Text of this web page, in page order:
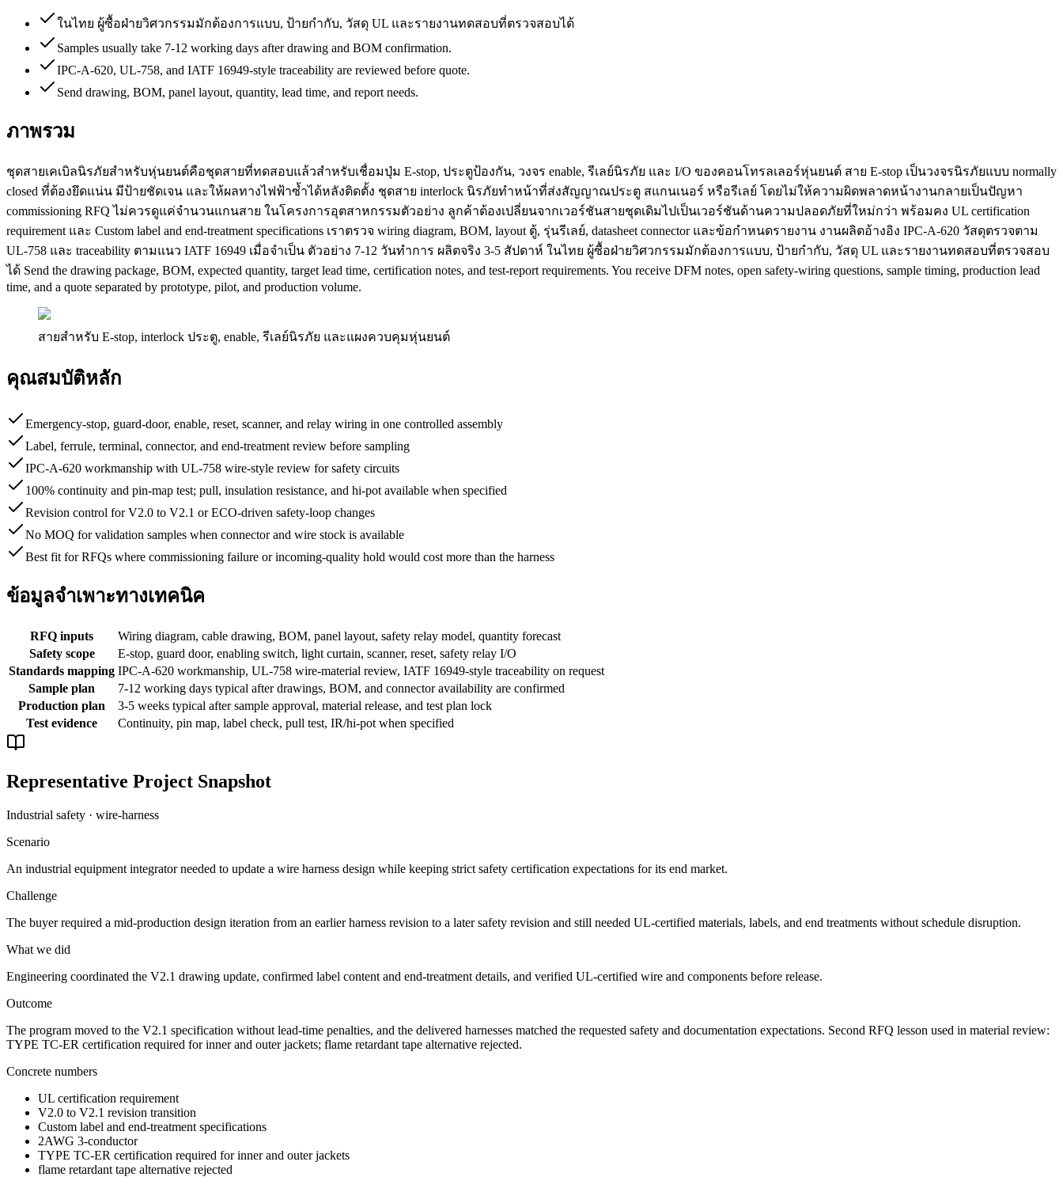
ในไทย ผู้ซื้อฝ่ายวิศวกรรมมักต้องการแบบ, ป้ายกำกับ, วัสดุ UL และรายงานทดสอบที่ตรวจสอบได้
Samples usually take 7-12 working days after drawing and BOM confirmation.
IPC-A-620, UL-758, and IATF 16949-style traceability are reviewed before quote.
Send drawing, BOM, panel layout, quantity, lead time, and report needs.
ภาพรวม
ชุดสายเคเบิลนิรภัยสำหรับหุ่นยนต์คือชุดสายที่ทดสอบแล้วสำหรับเชื่อมปุ่ม E-stop, ประตูป้องกัน, วงจร enable, รีเลย์นิรภัย และ I/O ของคอนโทรลเลอร์หุ่นยนต์ สาย E-stop เป็นวงจรนิรภัยแบบ normally
closed ที่ต้องยึดแน่น มีป้ายชัดเจน และให้ผลทางไฟฟ้าซ้ำได้หลังติดตั้ง ชุดสาย interlock นิรภัยทำหน้าที่ส่งสัญญาณประตู สแกนเนอร์ หรือรีเลย์ โดยไม่ให้ความผิดพลาดหน้างานกลายเป็นปัญหา
commissioning RFQ ไม่ควรดูแค่จำนวนแกนสาย ในโครงการอุตสาหกรรมตัวอย่าง ลูกค้าต้องเปลี่ยนจากเวอร์ชันสายชุดเดิมไปเป็นเวอร์ชันด้านความปลอดภัยที่ใหม่กว่า พร้อมคง UL certification
requirement และ Custom label and end-treatment specifications เราตรวจ wiring diagram, BOM, layout ตู้, รุ่นรีเลย์, datasheet connector และข้อกำหนดรายงาน งานผลิตอ้างอิง IPC-A-620 วัสดุตรวจตาม
UL-758 และ traceability ตามแนว IATF 16949 เมื่อจำเป็น ตัวอย่าง 7-12 วันทำการ ผลิตจริง 3-5 สัปดาห์ ในไทย ผู้ซื้อฝ่ายวิศวกรรมมักต้องการแบบ, ป้ายกำกับ, วัสดุ UL และรายงานทดสอบที่ตรวจสอบ
ได้ Send the drawing package, BOM, expected quantity, target lead time, certification notes, and test-report requirements. You receive DFM notes, open safety-wiring questions, sample timing, production lead
time, and a quote separated by prototype, pilot, and production volume.
สายสำหรับ E-stop, interlock ประตู, enable, รีเลย์นิรภัย และแผงควบคุมหุ่นยนต์
คุณสมบัติหลัก
Emergency-stop, guard-door, enable, reset, scanner, and relay wiring in one controlled assembly
Label, ferrule, terminal, connector, and end-treatment review before sampling
IPC-A-620 workmanship with UL-758 wire-style review for safety circuits
100% continuity and pin-map test; pull, insulation resistance, and hi-pot available when specified
Revision control for V2.0 to V2.1 or ECO-driven safety-loop changes
No MOQ for validation samples when connector and wire stock is available
Best fit for RFQs where commissioning failure or incoming-quality hold would cost more than the harness
ข้อมูลจำเพาะทางเทคนิค
RFQ inputs
Wiring diagram, cable drawing, BOM, panel layout, safety relay model, quantity forecast
Safety scope
E-stop, guard door, enabling switch, light curtain, scanner, reset, safety relay I/O
Standards mapping IPC-A-620 workmanship, UL-758 wire-material review, IATF 16949-style traceability on request
Sample plan
7-12 working days typical after drawings, BOM, and connector availability are confirmed
Production plan
3-5 weeks typical after sample approval, material release, and test plan lock
Test evidence
Continuity, pin map, label check, pull test, IR/hi-pot when specified
Representative Project Snapshot
Industrial safety · wire-harness
Scenario
An industrial equipment integrator needed to update a wire harness design while keeping strict safety certification expectations for its end market.
Challenge
The buyer required a mid-production design iteration from an earlier harness revision to a later safety revision and still needed UL-certified materials, labels, and end treatments without schedule disruption.
What we did
Engineering coordinated the V2.1 drawing update, confirmed label content and end-treatment details, and verified UL-certified wire and components before release.
Outcome
The program moved to the V2.1 specification without lead-time penalties, and the delivered harnesses matched the requested safety and documentation expectations. Second RFQ lesson used in material review:
TYPE TC-ER certification required for inner and outer jackets; flame retardant tape alternative rejected.
Concrete numbers
UL certification requirement
V2.0 to V2.1 revision transition
Custom label and end-treatment specifications
2AWG 3-conductor
TYPE TC-ER certification required for inner and outer jackets
flame retardant tape alternative rejected